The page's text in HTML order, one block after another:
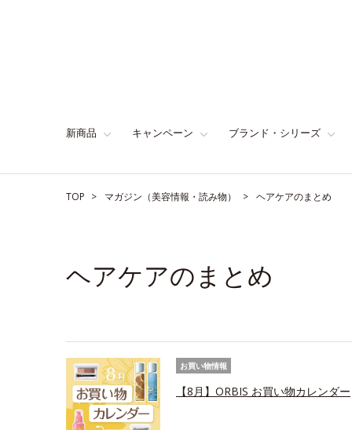
新商品 キャンペーン ブランド・シリーズ
TOP マガジン（美容情報・読み物） ヘアケアのまとめ
ヘアケアのまとめ
お買い物情報
【8月】ORBIS お買い物カレンダー